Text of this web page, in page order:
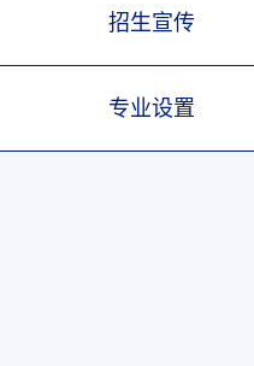
招生宣传
专业设置